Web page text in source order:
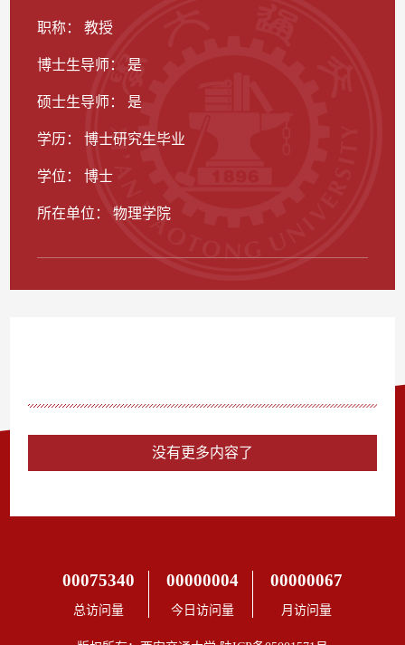
职称： 教授
博士生导师： 是
硕士生导师： 是
学历： 博士研究生毕业
学位： 博士
所在单位： 物理学院
没有更多内容了
00075340
总访问量
00000004
今日访问量
00000067
月访问量